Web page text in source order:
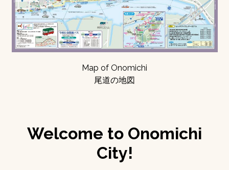
Map of Onomichi
尾道の地図
Welcome to Onomichi
City!